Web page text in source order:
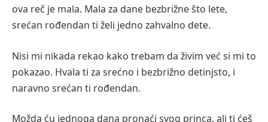
ova reč je mala. Mala za dane bezbrižne što lete,
srećan rođendan ti želi jedno zahvalno dete.
Nisi mi nikada rekao kako trebam da živim već si mi to
pokazao. Hvala ti za srećno i bezbrižno detinjsto, i
naravno srećan ti rođendan.
Možda ću jednoga dana pronaći svog princa, ali ti ćeš